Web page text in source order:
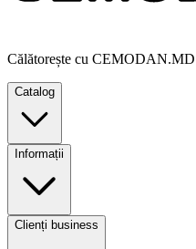
Călătorește cu CEMODAN.MD
Catalog
Informații
Clienți business